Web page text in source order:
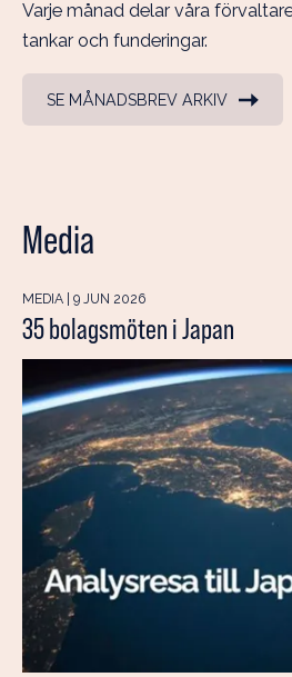
Varje månad delar våra
tankar och funderingar.
SE MÅNADSBREV ARKIV
Media
MEDIA | 9 JUN 2026
35 bolagsmöten i Japan